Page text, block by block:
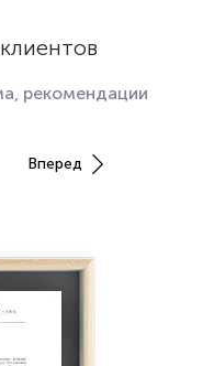
рекомендации
Вперед